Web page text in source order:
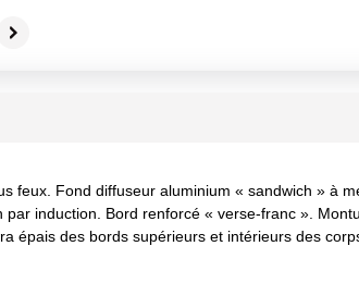
feux. Fond diffuseur aluminium « sandwich » à
induction. Bord renforcé « verse-franc ».
épais des bords supérieurs et intérieurs des